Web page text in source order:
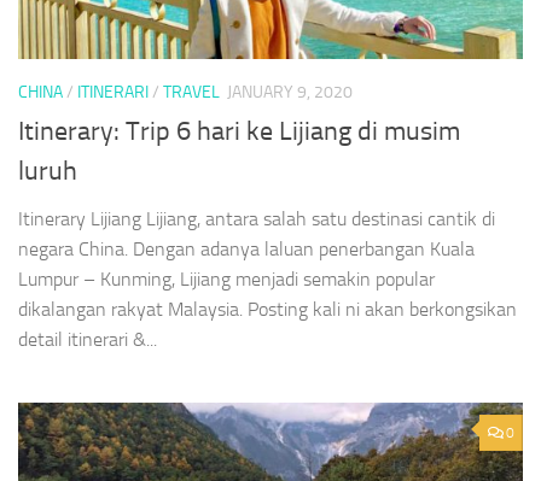
CHINA/ ITINERARI/ TRAVEL JANUARY 9, 2020
Itinerary: Trip 6 hari ke Lijiang di musim
luruh
Itinerary Lijiang Lijiang, antara salah satu destinasi cantik di
negara China. Dengan adanya laluan penerbangan Kuala
Lumpur – Kunming, Lijiang menjadi semakin popular
dikalangan rakyat Malaysia. Posting kali ni akan berkongsikan
detail itinerari &...
0